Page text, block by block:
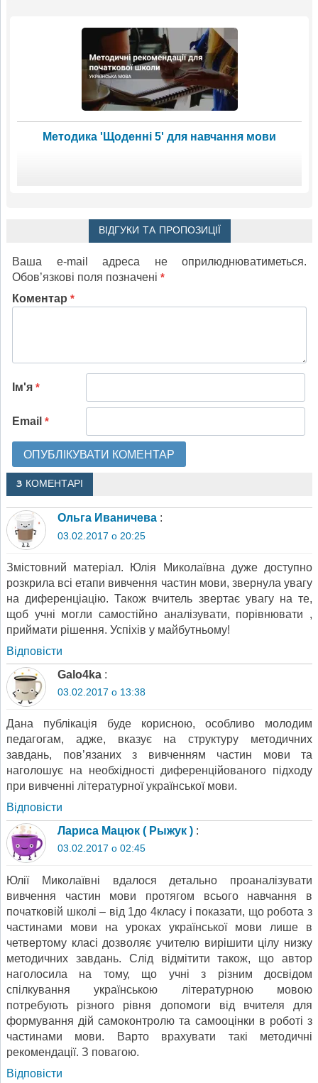
Методика 'Щоденні 5' для навчання мови
ВІДГУКИ ТА ПРОПОЗИЦІЇ
Ваша e-mail адреса не оприлюднюватиметься.
Обов’язкові поля позначені *
Коментар *
Ім'я *
Email *
3 КОМЕНТАРІ
Ольга Иваничева :
03.02.2017 о 20:25
Змістовний матеріал. Юлія Миколаївна дуже доступно
розкрила всі етапи вивчення частин мови, звернула увагу
на диференціацію. Також вчитель звертає увагу на те,
щоб учні могли самостійно аналізувати, порівнювати ,
приймати рішення. Успіхів у майбутньому!
Відповіcти
Galo4ka :
03.02.2017 о 13:38
Дана публікація буде корисною, особливо молодим
педагогам, адже, вказує на структуру методичних
завдань, пов’язаних з вивченням частин мови та
наголошує на необхідності диференційованого підходу
при вивченні літературної української мови.
Відповіcти
Лариса Мацюк ( Рыжук ) :
03.02.2017 о 02:45
Юлії Миколаївні вдалося детально проаналізувати
вивчення частин мови протягом всього навчання в
початковій школі – від 1до 4класу і показати, що робота з
частинами мови на уроках української мови лише в
четвертому класі дозволяє учителю вирішити цілу низку
методичних завдань. Слід відмітити також, що автор
наголосила на тому, що учні з різним досвідом
спілкування українською літературною мовою
потребують різного рівня допомоги від вчителя для
формування дій самоконтролю та самооцінки в роботі з
частинами мови. Варто врахувати такі методичні
рекомендації. З повагою.
Відповіcти